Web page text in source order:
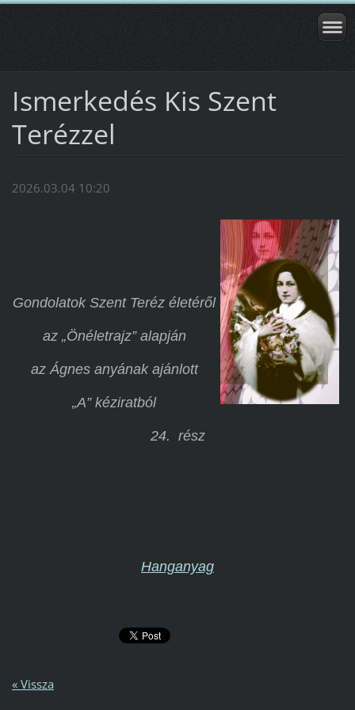
Ismerkedés Kis Szent
Terézzel
2026.03.04 10:20
Gondolatok Szent Teréz életéről
az „Önéletrajz” alapján
az Ágnes anyának ajánlott
„A” kéziratból
24. rész
Hanganyag
« Vissza